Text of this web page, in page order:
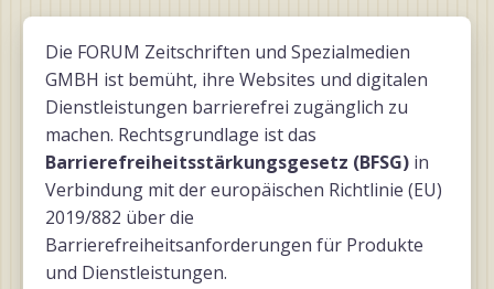
Die FORUM Zeitschriften und Spezialmedien
GMBH ist bemüht, ihre Websites und digitalen
Dienstleistungen barrierefrei zugänglich zu
machen. Rechtsgrundlage ist das
Barrierefreiheitsstärkungsgesetz (BFSG) in
Verbindung mit der europäischen Richtlinie (EU)
2019/882 über die
Barrierefreiheitsanforderungen für Produkte
und Dienstleistungen.